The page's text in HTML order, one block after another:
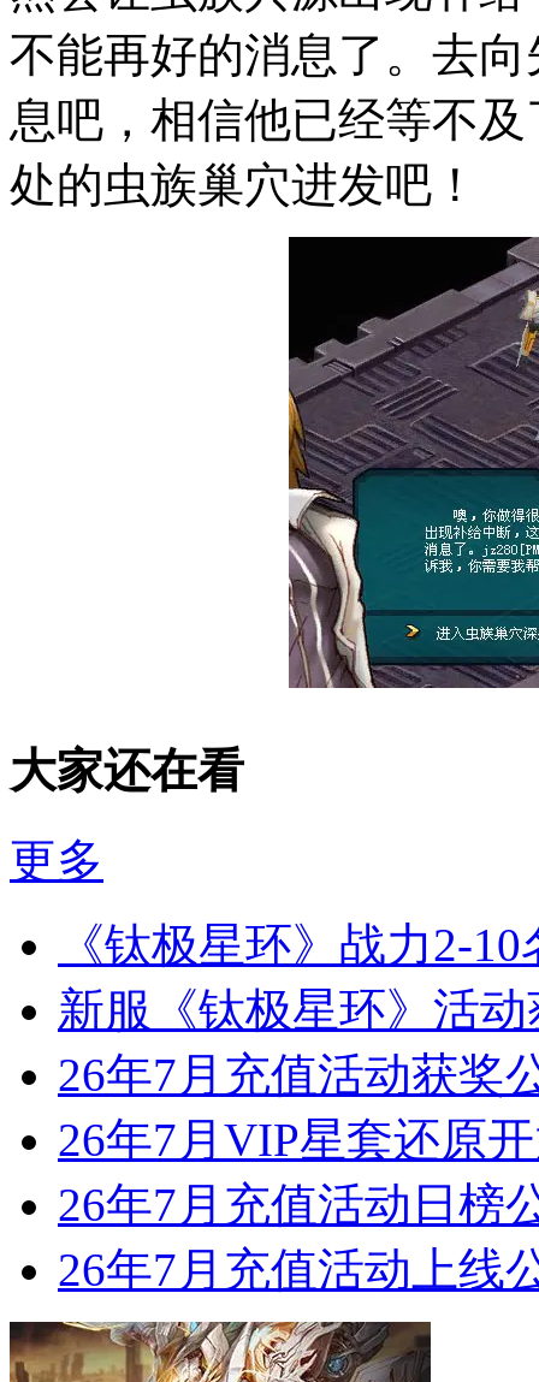
不能再好的消息了。去
息吧，相信他已经等不
处的虫族巢穴进发吧！
大家还在看
更多
《钛极星环》战力2-
新服《钛极星环》活
26年7月充值活动获奖
26年7月VIP星套还原
26年7月充值活动日榜
26年7月充值活动上线